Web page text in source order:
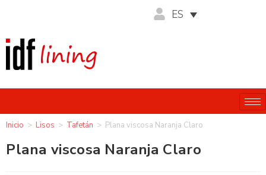
ES
Inicio > Lisos > Tafetán > Plana viscosa Naranja Claro
Plana viscosa Naranja Claro